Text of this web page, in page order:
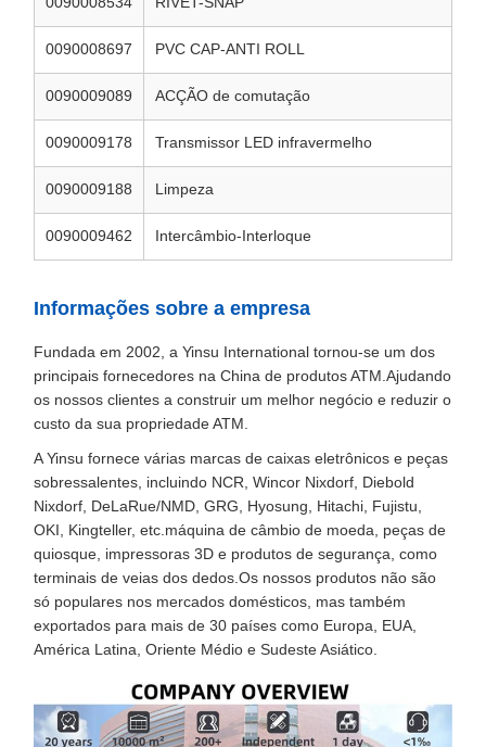
0090008697 PVC CAP-ANTI ROLL
0090009089 ACÇÃO de comutação
0090009178 Transmissor LED infravermelho
0090009188 Limpeza
0090009462 Intercâmbio-Interloque
Informações sobre a empresa
Fundada em 2002, a Yinsu International tornou-se um dos
principais fornecedores na China de produtos ATM.Ajudando
os nossos clientes a construir um melhor negócio e reduzir o
custo da sua propriedade ATM.
A Yinsu fornece várias marcas de caixas eletrônicos e peças
sobressalentes, incluindo NCR, Wincor Nixdorf, Diebold
Nixdorf, DeLaRue/NMD, GRG, Hyosung, Hitachi, Fujistu,
OKI, Kingteller, etc.máquina de câmbio de moeda, peças de
quiosque, impressoras 3D e produtos de segurança, como
terminais de veias dos dedos.Os nossos produtos não são
só populares nos mercados domésticos, mas também
exportados para mais de 30 países como Europa, EUA,
América Latina, Oriente Médio e Sudeste Asiático.